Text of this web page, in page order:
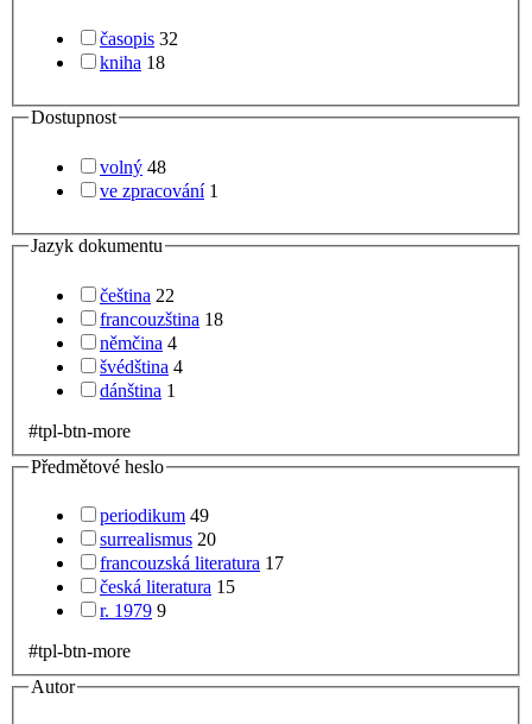
časopis 32
kniha 18
Dostupnost
volný 48
ve zpracování 1
Jazyk dokumentu
čeština 22
francouzština 18
němčina 4
švédština 4
dánština 1
#tpl-btn-more
Předmětové heslo
periodikum 49
surrealismus 20
francouzská literatura 17
česká literatura 15
r. 1979 9
#tpl-btn-more
Autor